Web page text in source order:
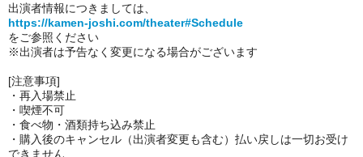
出演者情報につきましては、
https://kamen-joshi.com/theater#Schedule
をご参照ください
※出演者は予告なく変更になる場合がございます
[注意事項]
・再入場禁止
・喫煙不可
・ 食べ物・酒類持ち込み禁止
・購入後のキャンセル（出演者変更も含む）払い戻しは一切お受け
できません